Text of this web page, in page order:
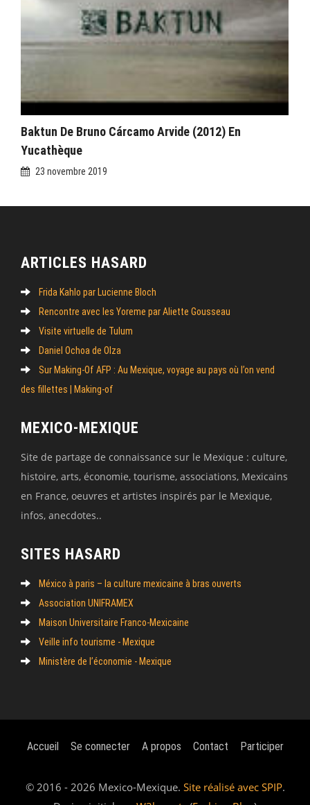
Baktun De Bruno Cárcamo Arvide (2012) En
Yucathèque
23 novembre 2019
ARTICLES HASARD
Frida Kahlo par Lucienne Bloch
Rencontre avec les Yoreme par Aliette Gousseau
Visite virtuelle de Tulum
Daniel Ochoa de Olza
Sur Making-Of AFP : Au Mexique, voyage au pays où l’on vend
des fillettes | Making-of
MEXICO-MEXIQUE
Site de partage de connaissance sur le Mexique : culture,
histoire, arts, économie, tourisme, associations, Mexicains
en France, oeuvres et artistes inspirés par le Mexique,
infos, anecdotes..
SITES HASARD
México à paris – la culture mexicaine à bras ouverts
Association UNIFRAMEX
Maison Universitaire Franco-Mexicaine
Veille info tourisme - Mexique
Ministère de l’économie - Mexique
Accueil Se connecter A propos Contact Participer
© 2016 - 2026 Mexico-Mexique. Site réalisé avec SPIP.